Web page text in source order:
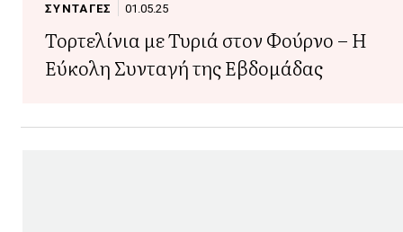
ΣΥΝΤΑΓΕΣ 01.05.25
Τορτελίνια με Τυριά στον Φούρνο – Η
Εύκολη Συνταγή της Εβδομάδας